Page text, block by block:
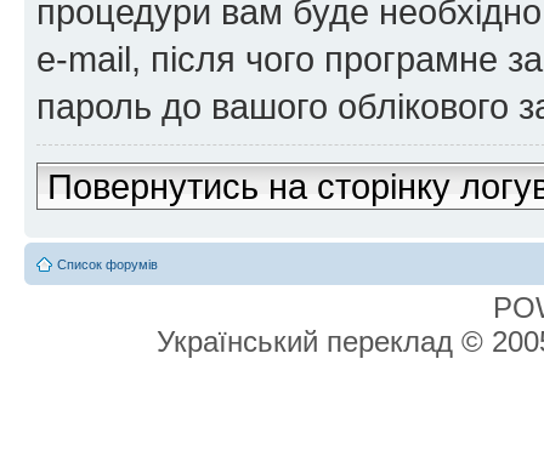
процедури вам буде
e-mail, після чого програмне
пароль до вашого облікового
Повернутись на сторінку
Список форумів
Український переклад ©